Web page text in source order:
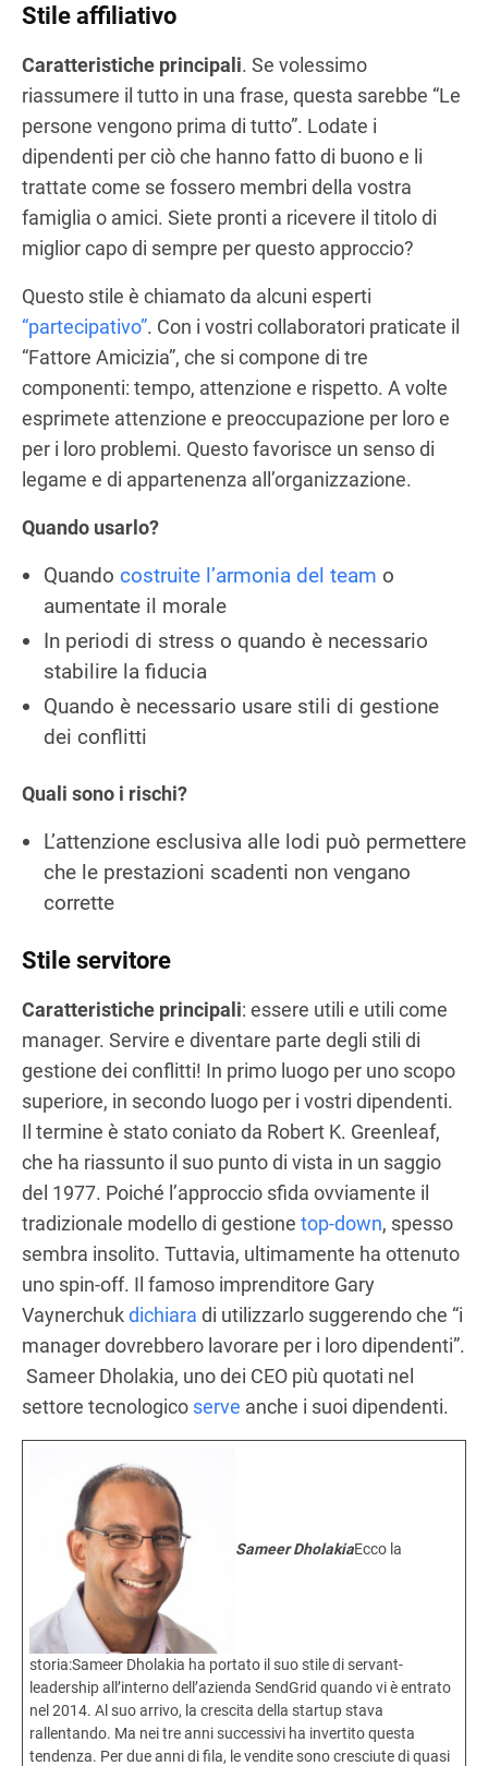
Stile affiliativo
Caratteristiche principali. Se volessimo
riassumere il tutto in una frase, questa sarebbe “Le
persone vengono prima di tutto”. Lodate i
dipendenti per ciò che hanno fatto di buono e li
trattate come se fossero membri della vostra
famiglia o amici. Siete pronti a ricevere il titolo di
miglior capo di sempre per questo approccio?
Questo stile è chiamato da alcuni esperti
“partecipativo”. Con i vostri collaboratori praticate il
“Fattore Amicizia”, che si compone di tre
componenti: tempo, attenzione e rispetto. A volte
esprimete attenzione e preoccupazione per loro e
per i loro problemi. Questo favorisce un senso di
legame e di appartenenza all’organizzazione.
Quando usarlo?
Quando costruite l’armonia del team o
aumentate il morale
In periodi di stress o quando è necessario
stabilire la fiducia
Quando è necessario usare stili di gestione
dei conflitti
Quali sono i rischi?
L’attenzione esclusiva alle lodi può permettere
che le prestazioni scadenti non vengano
corrette
Stile servitore
Caratteristiche principali: essere utili e utili come
manager. Servire e diventare parte degli stili di
gestione dei conflitti! In primo luogo per uno scopo
superiore, in secondo luogo per i vostri dipendenti.
Il termine è stato coniato da Robert K. Greenleaf,
che ha riassunto il suo punto di vista in un saggio
del 1977. Poiché l’approccio sfida ovviamente il
tradizionale modello di gestione top-down, spesso
sembra insolito. Tuttavia, ultimamente ha ottenuto
uno spin-off. Il famoso imprenditore Gary
Vaynerchukdichiara di utilizzarlo suggerendo che “i
manager dovrebbero lavorare per i loro dipendenti”.
Sameer Dholakia, uno dei CEO più quotati nel
settore tecnologico serve anche i suoi dipendenti.
Sameer DholakiaEcco la
storia:Sameer Dholakia ha portato il suo stile di servant-
leadership all’interno dell’azienda SendGrid quando vi è entrato
nel 2014. Al suo arrivo, la crescita della startup stava
rallentando. Ma nei tre anni successivi ha invertito questa
tendenza. Per due anni di fila, le vendite sono cresciute di quasi